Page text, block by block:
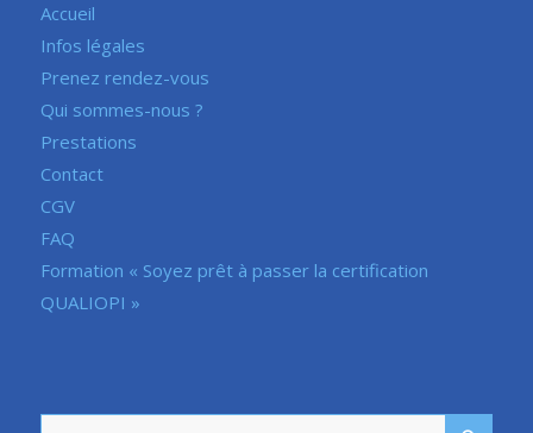
Accueil
Infos légales
Prenez rendez-vous
Qui sommes-nous ?
Prestations
Contact
CGV
FAQ
Formation « Soyez prêt à passer la certification
QUALIOPI »